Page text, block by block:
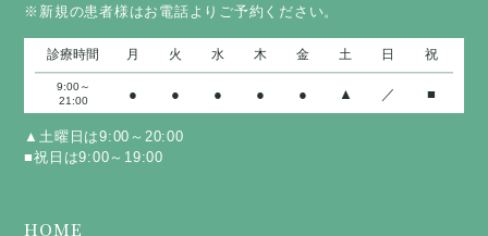
※新規の患者様はお電話よりご予約ください。
診療時間 月 火 水 木 金 土 日 祝
9:00～
21:00
● ● ● ● ● ▲ ／ ■
▲土曜日は9:00～20:00
■祝日は9:00～19:00
HOME